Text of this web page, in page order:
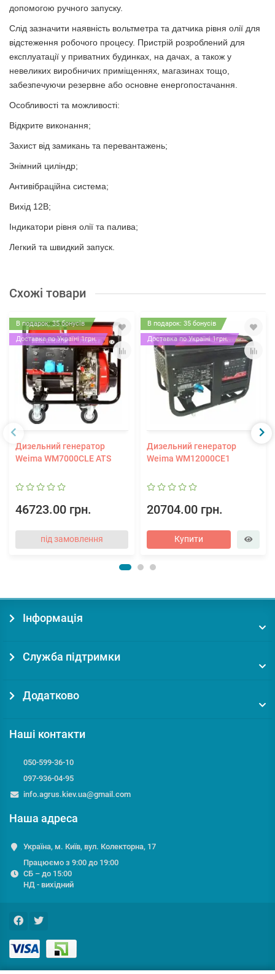
допомогою ручного запуску.
Слід зазначити наявність вольтметра та датчика рівня олії для
відстеження робочого процесу. Пристрій розроблений для
експлуатації у приватних будинках, на дачах, а також у
невеликих виробничих приміщеннях, магазинах тощо,
забезпечуючи резервне або основне енергопостачання.
Особливості та можливості:
Відкрите виконання;
Захист від замикань та перевантажень;
Знімний циліндр;
Антивібраційна система;
Вихід 12В;
Індикатори рівня олії та палива;
Легкий та швидкий запуск.
Схожі товари
В подарок: 35 бонусів
Доставка по Україні 1грн.
Дизельний генератор
Weima WM7000CLE ATS
46723.00 грн.
під замовлення
В подарок: 35 бонусів
Доставка по Україні 1грн.
Дизельний генератор
Weima WM12000CE1
20704.00 грн.
Купити
Інформація
Служба підтримки
Додатково
Наші контакти
050-599-36-10
097-936-04-95
info.agrus.kiev.ua@gmail.com
Наша адреса
Україна, м. Київ, вул. Колекторна, 17
Працюємо з 9:00 до 19:00
СБ – до 15:00
НД - вихідний